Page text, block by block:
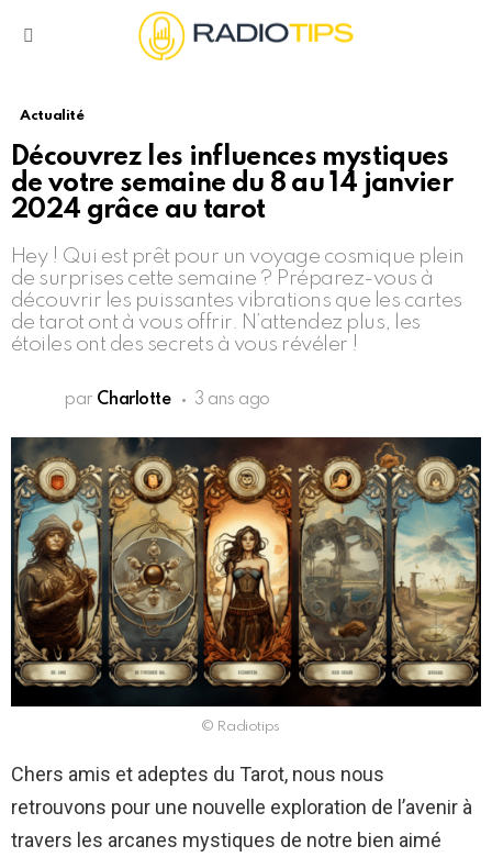
Actualité
Découvrez les influences mystiques
de votre semaine du 8 au 14 janvier
2024 grâce au tarot
Hey ! Qui est prêt pour un voyage cosmique plein
de surprises cette semaine ? Préparez-vous à
découvrir les puissantes vibrations que les cartes
de tarot ont à vous offrir. N’attendez plus, les
étoiles ont des secrets à vous révéler !
par Charlotte 3 ans ago
© Radiotips
Chers amis et adeptes du Tarot, nous nous
retrouvons pour une nouvelle exploration de l’avenir à
travers les arcanes mystiques de notre bien aimé